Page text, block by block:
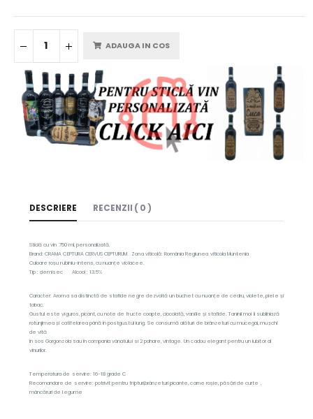
ADAUGA IN COS
DESCRIERE RECENZII ( 0 )
Sticlă cu vin 750 ml, personalizată.
Brand: CRAMA CEPTURA CERVUS CEPTURUM Zona viticolă: România Regiunea viticola Muntenia
Culoare roșu rubiniu-intens, cu nuanțe violacee.
Tip : demisec Alcool : 13.5%
Caracter: Aroma sa distinctă de stafide negre dezvoltă un buchet cu nuanțe de cedru, violete, piele și
tabac.
Gustul este viguros, picant, cu note de fructe coapte, ciocolată, vanilie și stafide. Taninii moi îi subliniază
rotunjimea și catifelarea până în postgustul lung. Se consumă alături de brânzeturi cu mucegai, mușchi
de vită
în sos Gorgonzola sau în compania vânatului si 2 pahare, vintage. Un cadou elegant pentru un iubitor al
vinurilor.
Temperatura de servire: 16-18 grade C
Recomandare de servire: potrivit pentru fripturi,brânzeturi picante, carne roșie, păsări de curte ,
mâncăruri de legume